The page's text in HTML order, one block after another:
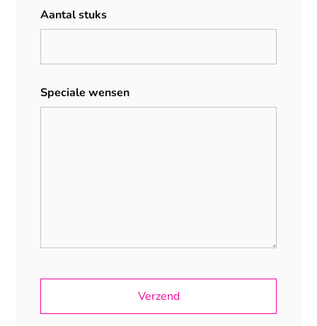
Aantal stuks
Speciale wensen